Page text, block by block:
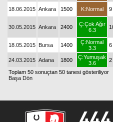
18.06.2015 Ankara 1500 K:Normal 9
30.05.2015 Ankara 2400
Ç:Çok Ağır
6.3
18.05.2015 Bursa 1400
Ç:Normal
3.3
6
24.03.2015 Adana 1800
Ç:Yumuşak
3.6
2
Toplam 50 sonuçtan 50 tanesi gösteriliyor
Başa Dön